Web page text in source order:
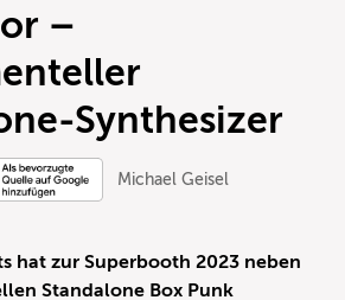
–
Synthesizer
Michael Geisel
hat zur Superbooth 2023 neben
Standalone Box Punk